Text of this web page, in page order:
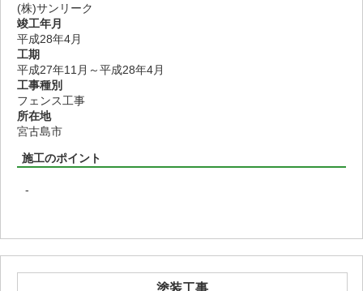
(株)サンリーク
竣工年月
平成28年4月
工期
平成27年11月～平成28年4月
工事種別
フェンス工事
所在地
宮古島市
施工のポイント
-